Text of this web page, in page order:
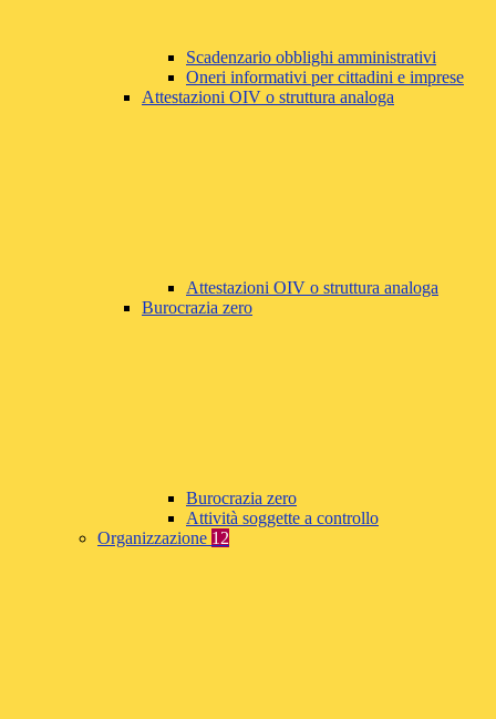
Scadenzario obblighi amministrativi
Oneri informativi per cittadini e imprese
Attestazioni OIV o struttura analoga
Attestazioni OIV o struttura analoga
Burocrazia zero
Burocrazia zero
Attività soggette a controllo
Organizzazione 12